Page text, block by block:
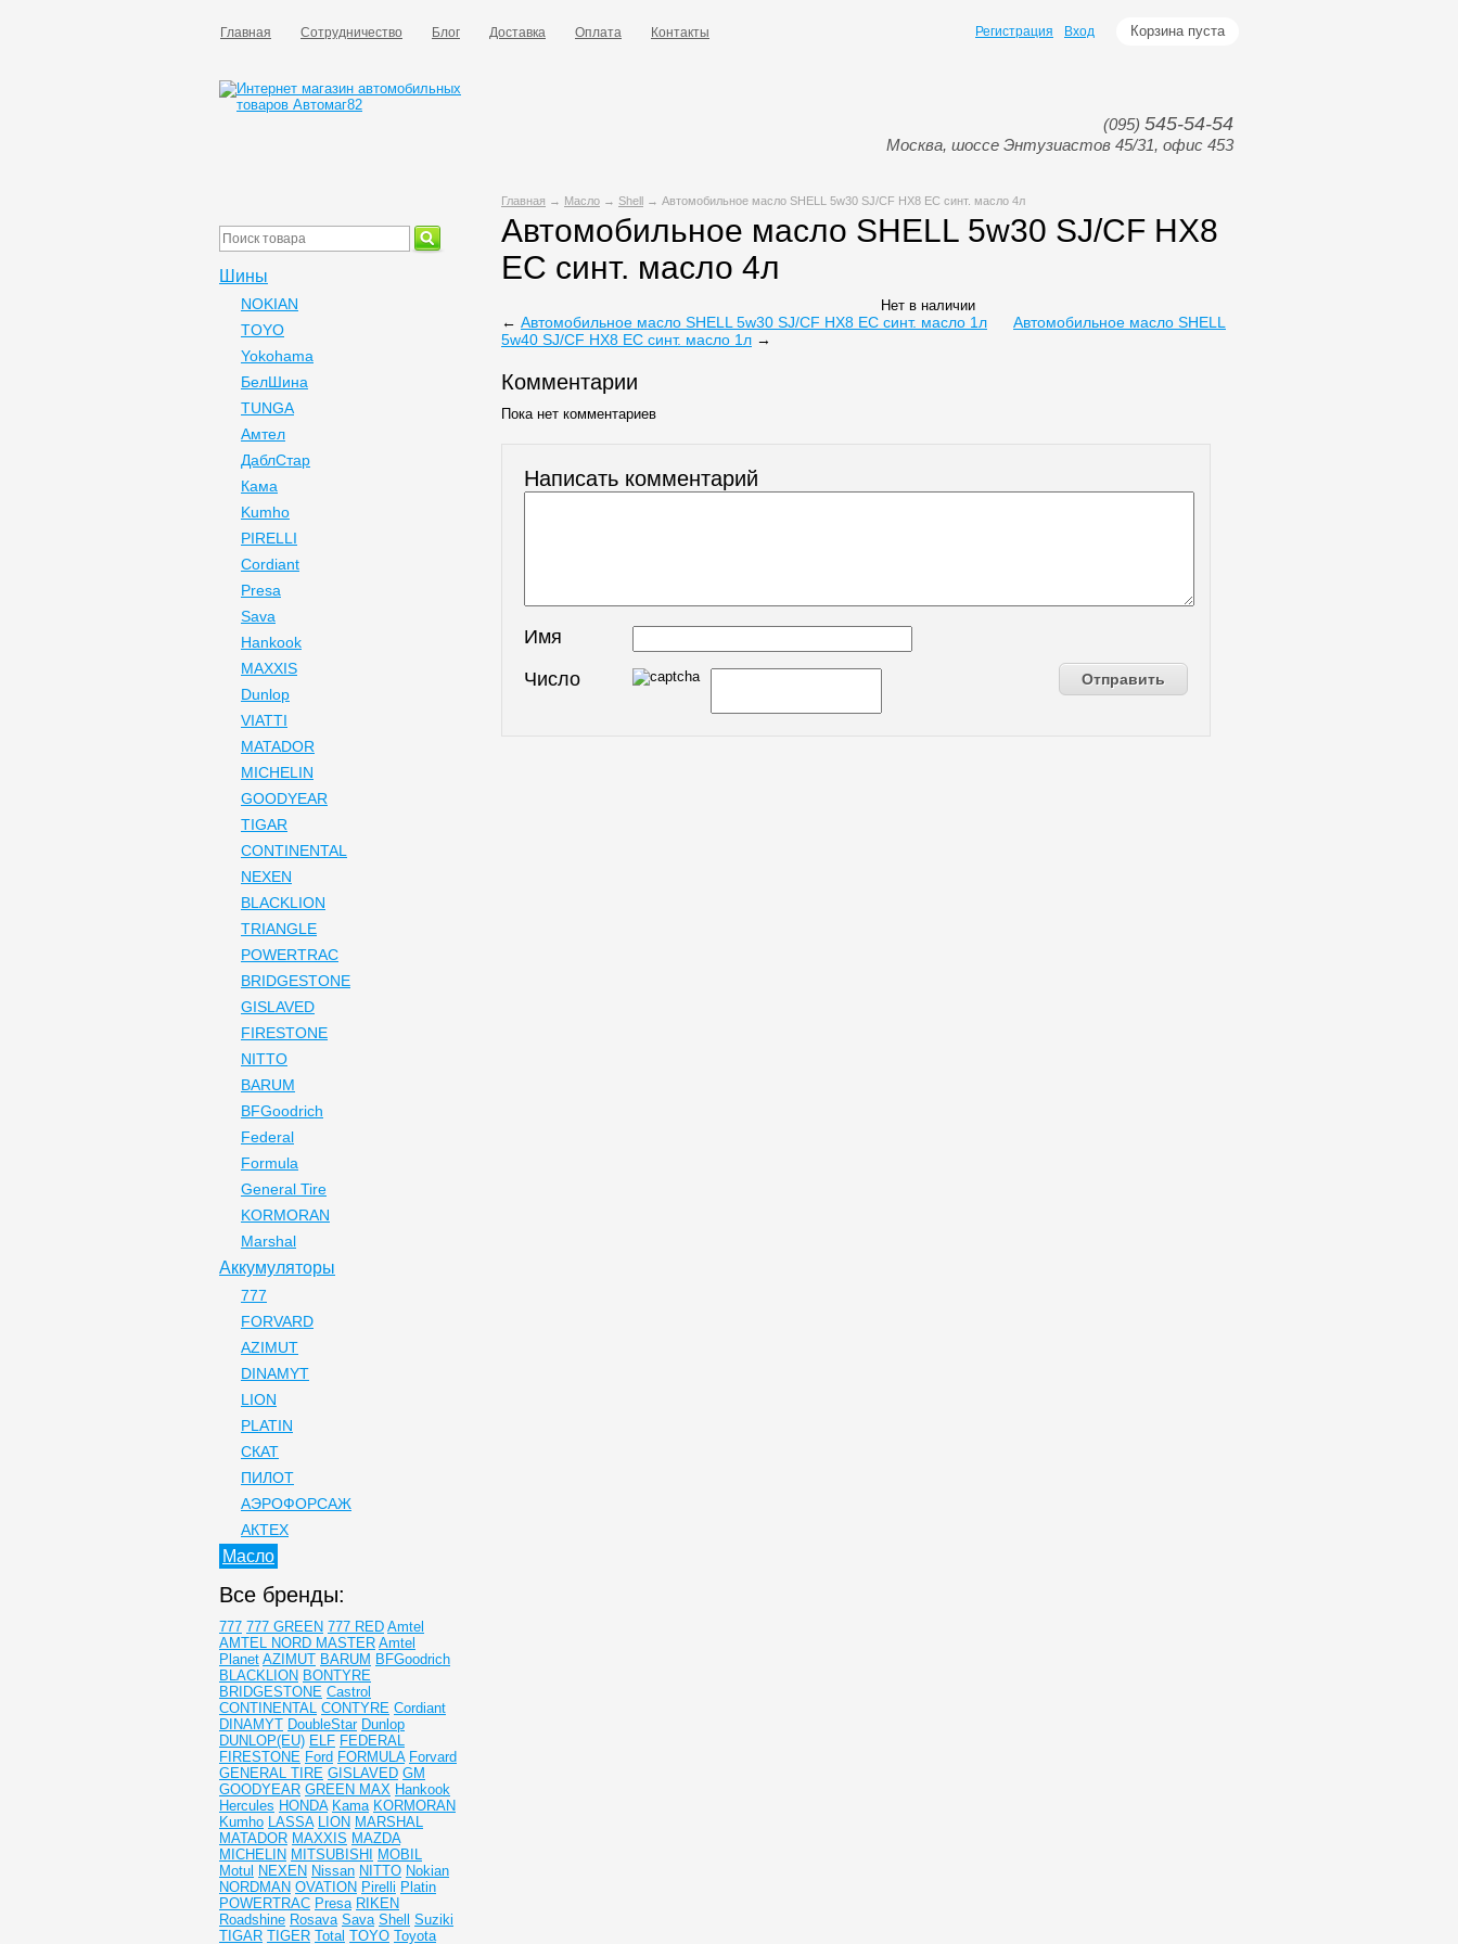
Главная Сотрудничество Блог Доставка Оплата Контакты Корзина пуста
Регистрация Вход
(095) 545-54-54
Москва, шоссе Энтузиастов 45/31, офис 453
Главная → Масло → Shell → Автомобильное масло SHELL 5w30 SJ/CF HX8 EC синт. масло 4л
Автомобильное масло SHELL 5w30 SJ/CF HX8
EC синт. масло 4л
Нет в наличии
← Автомобильное масло SHELL 5w30 SJ/CF HX8 EC синт. масло 1л
Автомобильное масло SHELL
5w40 SJ/CF HX8 EC синт. масло 1л →
Комментарии
Пока нет комментариев
Написать комментарий
Имя
Число
Шины
NOKIAN
TOYO
Yokohama
БелШина
TUNGA
Амтел
ДаблСтар
Кама
Kumho
PIRELLI
Cordiant
Presa
Sava
Hankook
MAXXIS
Dunlop
VIATTI
MATADOR
MICHELIN
GOODYEAR
TIGAR
CONTINENTAL
NEXEN
BLACKLION
TRIANGLE
POWERTRAC
BRIDGESTONE
GISLAVED
FIRESTONE
NITTO
BARUM
BFGoodrich
Federal
Formula
General Tire
KORMORAN
Marshal
Аккумуляторы
777
FORVARD
AZIMUT
DINAMYT
LION
PLATIN
СКАТ
ПИЛОТ
АЭРОФОРСАЖ
АКТЕХ
Масло
Все бренды:
777 777 GREEN 777 RED Amtel
AMTEL NORD MASTER Amtel
Planet AZIMUT BARUM BFGoodrich
BLACKLION BONTYRE
BRIDGESTONE Castrol
CONTINENTAL CONTYRE Cordiant
DINAMYT DoubleStar Dunlop
DUNLOP(EU) ELF FEDERAL
FIRESTONE Ford FORMULA Forvard
GENERAL TIRE GISLAVED GM
GOODYEAR GREEN MAX Hankook
Hercules HONDA Kama KORMORAN
Kumho LASSA LION MARSHAL
MATADOR MAXXIS MAZDA
MICHELIN MITSUBISHI
MOBIL
Motul NEXEN Nissan NITTO Nokian
NORDMAN OVATION Pirelli Platin
POWERTRAC Presa RIKEN
Roadshine Rosava Sava Shell
Suziki
TIGAR TIGER Total TOYO Toyota